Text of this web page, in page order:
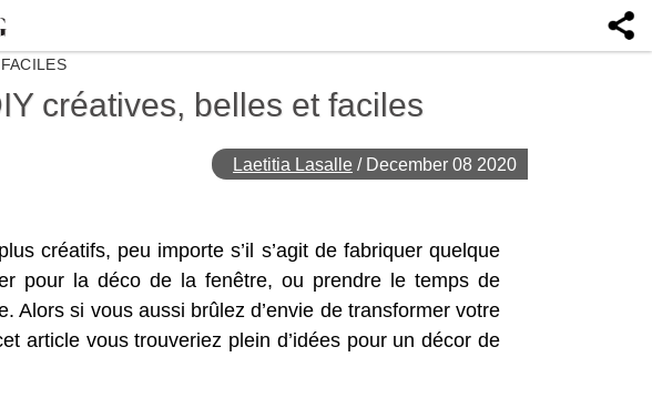
créatives, belles et faciles
Laetitia Lasalle / December 08 2020
créatifs, peu importe s’il s’agit de fabriquer quelque
pour la déco de la fenêtre, ou prendre le temps de
Alors si vous aussi brûlez d’envie de transformer votre
article vous trouveriez plein d’idées pour un décor de